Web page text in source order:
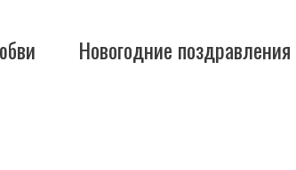
Новогодние поздравления